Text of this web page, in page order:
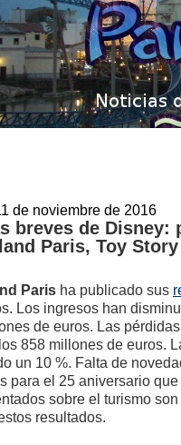
de noviembre de 2016
breves de Disney:
Paris, Toy
Parisha publicado sus
Los ingresos han
de euros. Las
858 millones de euros.
un 10 %. Falta de
para el 25 aniversario
sobre el turismo
resultados.